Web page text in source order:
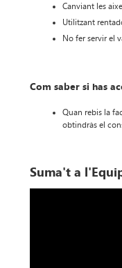
Canviant les
Utilitzant
No fer servir el
Com saber si has
Quan rebis la
obtindràs el
Suma't a